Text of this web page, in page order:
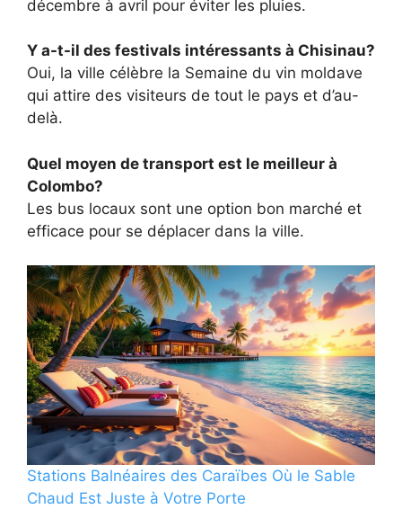
décembre à avril pour éviter les pluies.
Y a-t-il des festivals intéressants à Chisinau?
Oui, la ville célèbre la Semaine du vin moldave
qui attire des visiteurs de tout le pays et d’au-
delà.
Quel moyen de transport est le meilleur à
Colombo?
Les bus locaux sont une option bon marché et
efficace pour se déplacer dans la ville.
Stations Balnéaires des Caraïbes Où le Sable
Chaud Est Juste à Votre Porte